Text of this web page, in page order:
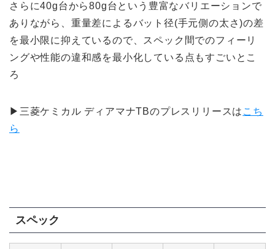
さらに40g台から80g台という豊富なバリエーションで
ありながら、重量差によるバット径(手元側の太さ)の差
を最小限に抑えているので、スペック間でのフィーリ
ングや性能の違和感を最小化している点もすごいとこ
ろ
▶三菱ケミカル ディアマナTBのプレスリリースは こち
ら
スペック